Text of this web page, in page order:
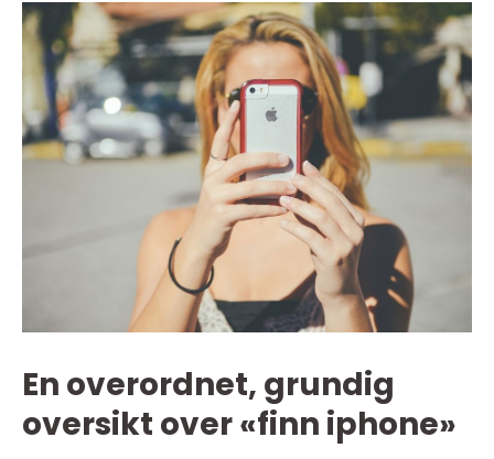
En overordnet, grundig
oversikt over «finn iphone»